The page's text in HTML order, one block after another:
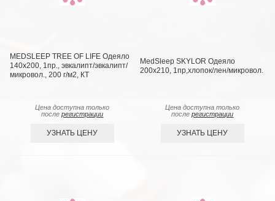
MEDSLEEP TREE OF LIFE Одеяло
140х200, 1пр., эвкалипт/эвкалипт/
микровол., 200 г/м2, КТ
Цена доступна только
послерегистрации
УЗНАТЬ ЦЕНУ
MedSleep SKYLOR Одеяло
200х210, 1пр,хлопок/лен/микровол.
Цена доступна только
послерегистрации
УЗНАТЬ ЦЕНУ